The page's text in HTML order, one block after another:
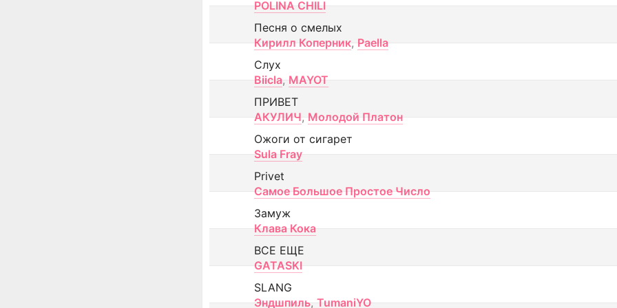
POLINA CHILI
Песня о смелых
Кирилл Коперник, Paella
Слух
Biicla, MAYOT
ПРИВЕТ
АКУЛИЧ, Молодой Платон
Ожоги от сигарет
Sula Fray
Privet
Самое Большое Простое Число
Замуж
Клава Кока
ВСЕ ЕЩЕ
GATASKI
SLANG
Эндшпиль, TumaniYO